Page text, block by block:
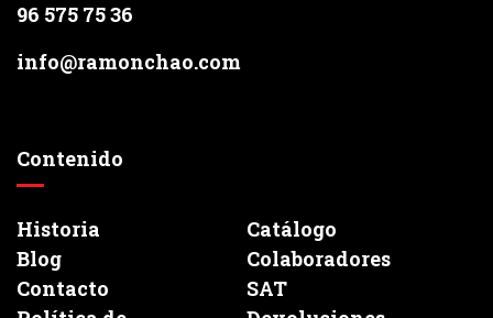
96 575 75 36
info@ramonchao.com
Contenido
Historia
Catálogo
Blog
Colaboradores
Contacto
SAT